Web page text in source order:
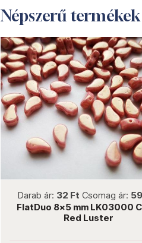
Népszerű termékek
Darab ár:32 Ft Csomag ár:594 Ft
FlatDuo 8x5 mm LK03000 Chalk
Red Luster